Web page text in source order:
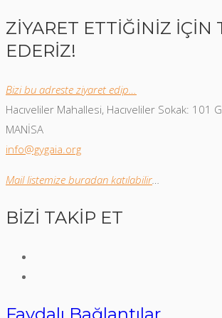
ZİYARET ETTİĞİNİZ İÇİN
EDERİZ!
Bizi bu adreste ziyaret edip…
Hacıveliler Mahallesi, Hacıveliler Sokak: 101
MANİSA
info@gygaia.org
Mail listemize buradan katılabilir…
BİZİ TAKİP ET